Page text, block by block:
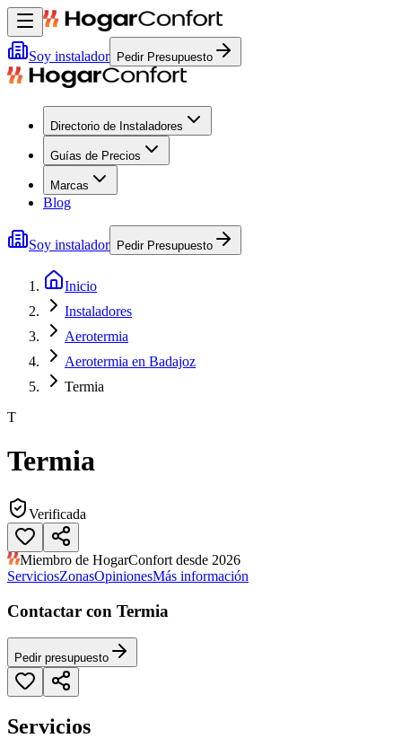
Soy instalador Pedir Presupuesto
Directorio de Instaladores
Guías de Precios
Marcas
Blog
Soy instalador Pedir Presupuesto
Inicio
Instaladores
Aerotermia
Aerotermia en Badajoz
Termia
T
Termia
Verificada
Miembro de HogarConfort desde 2026
ServiciosZonasOpinionesMás información
Contactar con Termia
Pedir presupuesto
Servicios